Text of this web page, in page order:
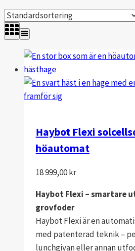
Haybot Flexi
höautomat
18 999,00kr
Haybot Flexi – smartare
grovfoder
Haybot Flexi är en
med patenterad teknik –
lunchgivan eller annan